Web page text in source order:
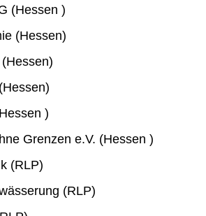
(Hessen )
(Hessen)
)
Grenzen e.V. (Hessen )
(RLP)
(RLP)